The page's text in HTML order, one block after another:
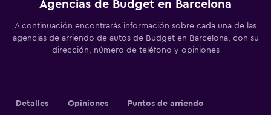
Agencias de Budget en Barcelona
A continuación encontrarás información sobre cada una de las
agencias de arriendo de autos de Budget en Barcelona, con su
dirección, número de teléfono y opiniones
Detalles Opiniones Puntos de arriendo